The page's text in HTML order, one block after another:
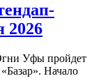
2026
Уфы пройдет
Начало